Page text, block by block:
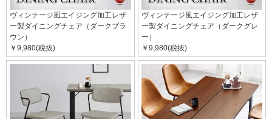
ヴィンテージ風エイジング加工レザ
ー製ダイニングチェア（ダークブラ
ウン）
￥9,980(税抜)
ヴィンテージ風エイジング加工レザ
ー製ダイニングチェア（ダークグレ
ー）
￥9,980(税抜)